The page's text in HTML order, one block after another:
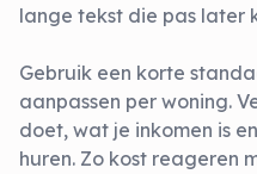
lange tekst die pas later
Gebruik een korte
aanpassen per woning.
doet, wat je inkomen is
huren. Zo kost reageren